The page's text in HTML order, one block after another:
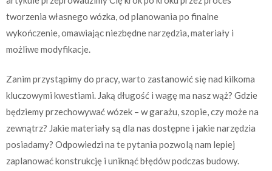
tworzenia własnego wózka, od planowania po finalne
wykończenie, omawiając niezbędne narzędzia, materiały i
możliwe modyfikacje.
Zanim przystąpimy do pracy, warto zastanowić się nad kilkoma
kluczowymi kwestiami. Jaką długość i wagę ma nasz wąż? Gdzie
będziemy przechowywać wózek – w garażu, szopie, czy może na
zewnątrz? Jakie materiały są dla nas dostępne i jakie narzędzia
posiadamy? Odpowiedzi na te pytania pozwolą nam lepiej
zaplanować konstrukcję i uniknąć błędów podczas budowy.